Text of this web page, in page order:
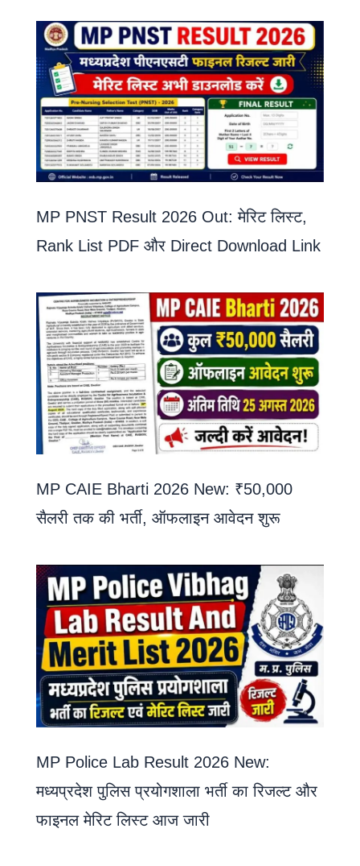
MP PNST Result 2026 Out: मेरिट लिस्ट,
Rank List PDF और Direct Download Link
MP CAIE Bharti 2026 New: ₹50,000
सैलरी तक की भर्ती, ऑफलाइन आवेदन शुरू
MP Police Lab Result 2026 New:
मध्यप्रदेश पुलिस प्रयोगशाला भर्ती का रिजल्ट और
फाइनल मेरिट लिस्ट आज जारी